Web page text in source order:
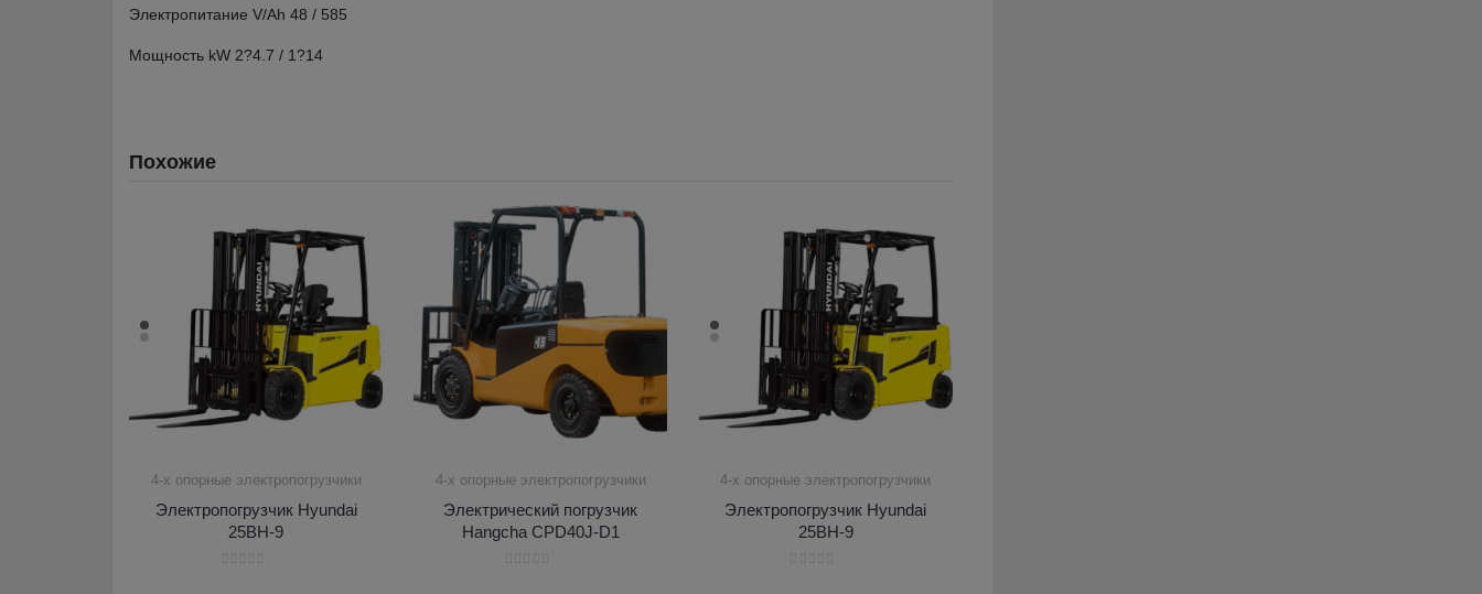
Электропитание V/Ah 48 / 585
Мощность kW 2?4.7 / 1?14
Похожие
4-х опорные электропогрузчики
Электропогрузчик Hyundai
25BH-9
4-х опорные электропогрузчики
Электрический погрузчик
Hangcha CPD40J-D1
4-х опорные электропогрузчики
Электропогрузчик Hyundai
25BH-9